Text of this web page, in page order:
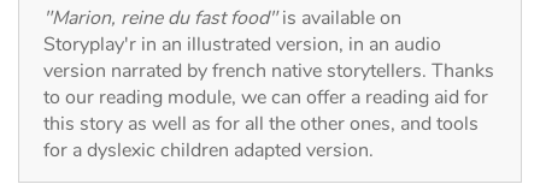
Arts, space, activities
Documentaries
With the family
"Marion, reine du fast food"is available on
Storyplay'r in an illustrated version, in an audio
version narrated by french native storytellers. Thanks
to our reading module, we can offer a reading aid for
this story as well as for all the other ones, and tools
for a dyslexic children adapted version.